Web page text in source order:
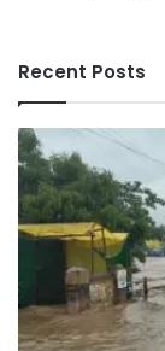
Recent Posts